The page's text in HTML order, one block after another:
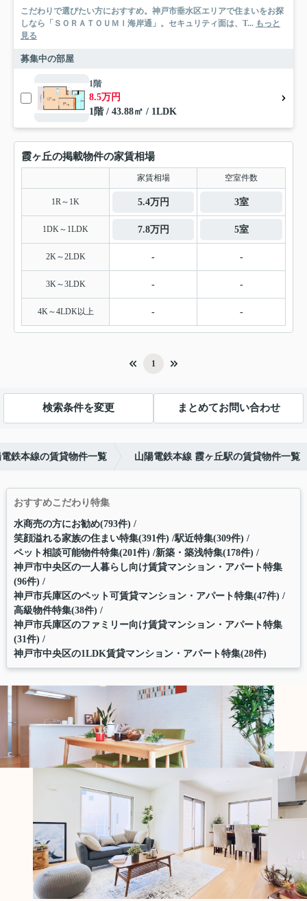
こだわりで選びたい方におすすめ。神戸市垂水区エリアで住まいをお探
しなら「ＳＯＲＡＴＯＵＭＩ海岸通」。セキュリティ面は、T... もっと
見る
募集中の部屋
1階
8.5万円
1階 / 43.88㎡ / 1LDK
霞ヶ丘の掲載物件の家賃相場
家賃相場 空室件数
1R～1K 5.4万円 3室
1DK～1LDK 7.8万円 5室
2K～2LDK - -
3K～3LDK - -
4K～4LDK以上 - -
1
検索条件を変更 まとめてお問い合わせ
鉄本線の賃貸物件一覧 山陽電鉄本線 霞ヶ丘駅の賃貸物件一覧
おすすめこだわり特集
水商売の方にお勧め(793件)
笑顔溢れる家族の住まい特集(391件) 駅近特集(309件)
ペット相談可能物件特集(201件) 新築・築浅特集(178件)
神戸市中央区の一人暮らし向け賃貸マンション・アパート特集
(96件)
神戸市兵庫区のペット可賃貸マンション・アパート特集(47件)
高級物件特集(38件)
神戸市兵庫区のファミリー向け賃貸マンション・アパート特集
(31件)
神戸市中央区の1LDK賃貸マンション・アパート特集(28件)